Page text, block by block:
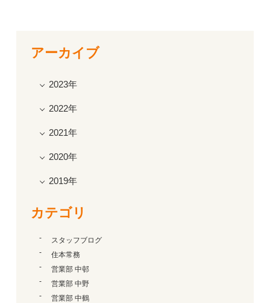
アーカイブ
2023年
2022年
2021年
2020年
2019年
カテゴリ
スタッフブログ
住本常務
営業部 中邨
営業部 中野
営業部 中鶴